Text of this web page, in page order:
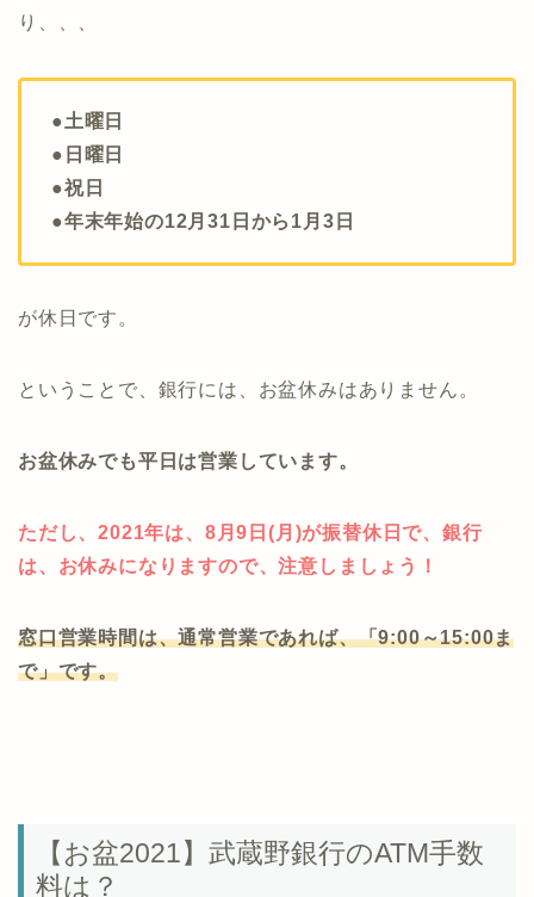
り、、、
●土曜日
●日曜日
●祝日
●年末年始の12月31日から1月3日
が休日です。
ということで、銀行には、お盆休みはありません。
お盆休みでも平日は営業しています。
ただし、2021年は、8月9日(月)が振替休日で、銀行
は、お休みになりますので、注意しましょう！
窓口営業時間は、通常営業であれば、「9:00～15:00ま
で」です。
【お盆2021】武蔵野銀行のATM手数
料は？